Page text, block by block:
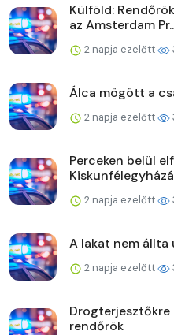
Külföld:
az Amsterdam
2 napja ezelőtt
Álca mögött a
2 napja ezelőtt
Perceken belül
2 napja ezelőtt
A lakat nem állta
2 napja ezelőtt
Drogterjesztőkre
rendőrök